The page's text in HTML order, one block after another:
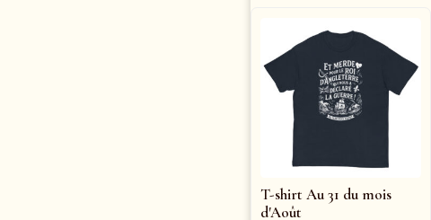
T-shirt Au 31 du mois
d'Août